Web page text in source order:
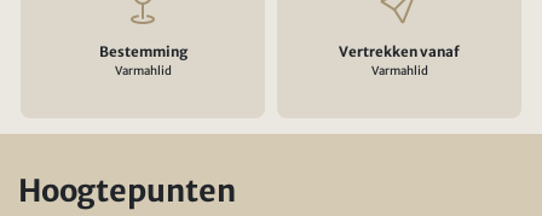
Bestemming
Varmahlid
Vertrekken vanaf
Varmahlid
Hoogtepunten